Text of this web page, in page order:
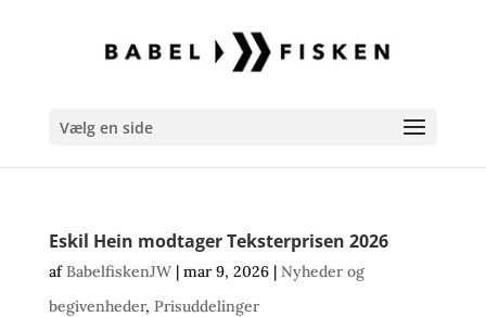
Vælg en side
Eskil Hein modtager Teksterprisen 2026
afBabelfiskenJW| mar 9, 2026| Nyheder og
begivenheder, Prisuddelinger